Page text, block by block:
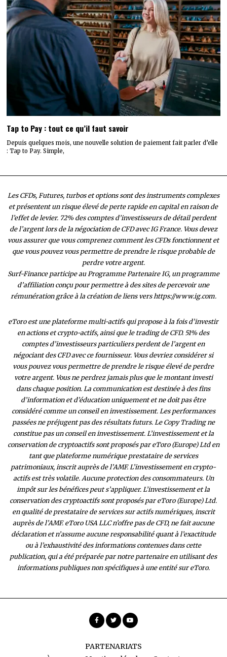
Tap to Pay : tout ce qu’il faut savoir
Depuis quelques mois, une nouvelle solution de paiement fait parler d’elle
: Tap to Pay. Simple,
Les CFDs, Futures, turbos et options sont des instruments complexes
et présentent un risque élevé de perte rapide en capital en raison de
l’effet de levier. 72% des comptes d’investisseurs de détail perdent
de l’argent lors de la négociation de CFD avec IG France. Vous devez
vous assurer que vous comprenez comment les CFDs fonctionnent et
que vous pouvez vous permettre de prendre le risque probable de
perdre votre argent.
Surf-Finance participe au Programme Partenaire IG, un programme
d’affiliation conçu pour permettre à des sites de percevoir une
rémunération grâce à la création de liens vers https://www.ig.com.
eToro est une plateforme multi-actifs qui propose à la fois d’investir
en actions et crypto-actifs, ainsi que le trading de CFD. 51% des
comptes d’investisseurs particuliers perdent de l’argent en
négociant des CFD avec ce fournisseur. Vous devriez considérer si
vous pouvez vous permettre de prendre le risque élevé de perdre
votre argent. Vous ne perdrez jamais plus que le montant investi
dans chaque position. La communication est destinée à des fins
d’information et d’éducation uniquement et ne doit pas être
considéré comme un conseil en investissement. Les performances
passées ne préjugent pas des résultats futurs. Le Copy Trading ne
constitue pas un conseil en investissement. L’investissement et la
conservation de cryptoactifs sont proposés par eToro (Europe) Ltd en
tant que plateforme numérique prestataire de services
patrimoniaux, inscrit auprès de l’AMF. L’investissement en crypto-
actifs est très volatile. Aucune protection des consommateurs. Un
impôt sur les bénéfices peut s’appliquer. L’investissement et la
conservation des cryptoactifs sont proposés par eToro (Europe) Ltd.
en qualité de prestataire de services sur actifs numériques, inscrit
auprès de l’AMF. eToro USA LLC n’offre pas de CFD, ne fait aucune
déclaration et n’assume aucune responsabilité quant à l’exactitude
ou à l’exhaustivité des informations contenues dans cette
publication, qui a été préparée par notre partenaire en utilisant des
informations publiques non spécifiques à une entité sur eToro.
PARTENARIATS